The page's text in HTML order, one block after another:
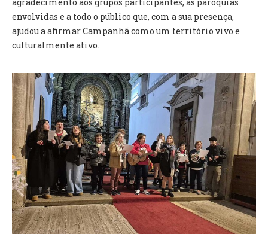
ATESTADOS
VENDA AMBULANTE
EMPREGO (GIP)
O GABINETE
APOIO AOS DESEMPREGADOS
APOIO ÀS EMPRESAS
OFERTAS DE EMPREGO
CONTACTO E HORÁRIO GIP
CONTACTOS
envolvidas e a todo o público que, com a sua presença,
ajudou a afirmar Campanhã como um território vivo e
culturalmente ativo.